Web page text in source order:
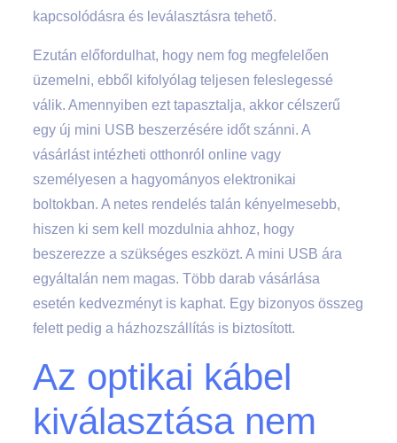
kapcsolódásra és leválasztásra tehető.
Ezután előfordulhat, hogy nem fog megfelelően
üzemelni, ebből kifolyólag teljesen feleslegessé
válik. Amennyiben ezt tapasztalja, akkor célszerű
egy új mini USB beszerzésére időt szánni. A
vásárlást intézheti otthonról online vagy
személyesen a hagyományos elektronikai
boltokban. A netes rendelés talán kényelmesebb,
hiszen ki sem kell mozdulnia ahhoz, hogy
beszerezze a szükséges eszközt. A mini USB ára
egyáltalán nem magas. Több darab vásárlása
esetén kedvezményt is kaphat. Egy bizonyos összeg
felett pedig a házhozszállítás is biztosított.
Az optikai kábel
kiválasztása nem